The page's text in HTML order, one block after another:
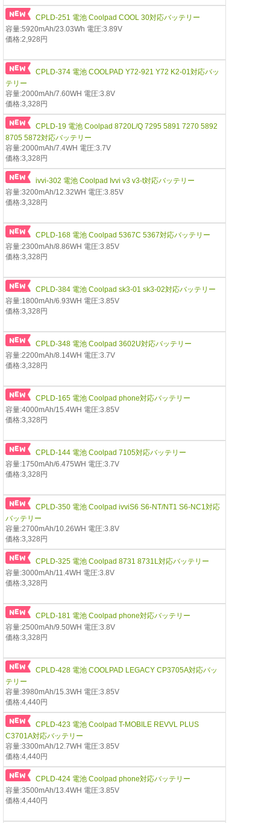
CPLD-251 電池 Coolpad COOL 30対応バッテリー
容量:5920mAh/23.03Wh 電圧:3.89V
価格:2,928円
CPLD-374 電池 COOLPAD Y72-921 Y72 K2-01対応バッ
テリー
容量:2000mAh/7.60WH 電圧:3.8V
価格:3,328円
CPLD-19 電池 Coolpad 8720L/Q 7295 5891 7270 5892
8705 5872対応バッテリー
容量:2000mAh/7.4WH 電圧:3.7V
価格:3,328円
ivvi-302 電池 Coolpad Ivvi v3 v3-t対応バッテリー
容量:3200mAh/12.32WH 電圧:3.85V
価格:3,328円
CPLD-168 電池 Coolpad 5367C 5367対応バッテリー
容量:2300mAh/8.86WH 電圧:3.85V
価格:3,328円
CPLD-384 電池 Coolpad sk3-01 sk3-02対応バッテリー
容量:1800mAh/6.93WH 電圧:3.85V
価格:3,328円
CPLD-348 電池 Coolpad 3602U対応バッテリー
容量:2200mAh/8.14WH 電圧:3.7V
価格:3,328円
CPLD-165 電池 Coolpad phone対応バッテリー
容量:4000mAh/15.4WH 電圧:3.85V
価格:3,328円
CPLD-144 電池 Coolpad 7105対応バッテリー
容量:1750mAh/6.475WH 電圧:3.7V
価格:3,328円
CPLD-350 電池 Coolpad ivviS6 S6-NT/NT1 S6-NC1対応
バッテリー
容量:2700mAh/10.26WH 電圧:3.8V
価格:3,328円
CPLD-325 電池 Coolpad 8731 8731L対応バッテリー
容量:3000mAh/11.4WH 電圧:3.8V
価格:3,328円
CPLD-181 電池 Coolpad phone対応バッテリー
容量:2500mAh/9.50WH 電圧:3.8V
価格:3,328円
CPLD-428 電池 COOLPAD LEGACY CP3705A対応バッ
テリー
容量:3980mAh/15.3WH 電圧:3.85V
価格:4,440円
CPLD-423 電池 Coolpad T-MOBILE REVVL PLUS
C3701A対応バッテリー
容量:3300mAh/12.7WH 電圧:3.85V
価格:4,440円
CPLD-424 電池 Coolpad phone対応バッテリー
容量:3500mAh/13.4WH 電圧:3.85V
価格:4,440円